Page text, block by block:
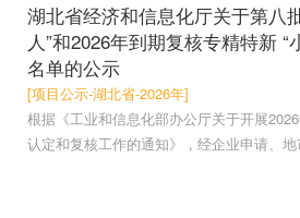
湖北省经济和信息化厅关于第八
人”和2026年到期复核专精特新 “
名单的公示
[项目公示-湖北省-2026年]
根据《工业和信息化部办公厅关于开展
认定和复核工作的通知》，经企业申请、